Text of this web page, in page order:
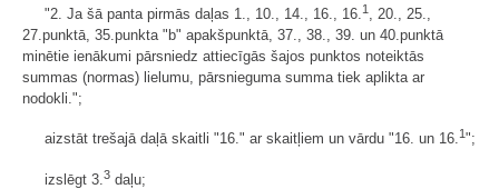
"2. Ja šā panta pirmās daļas 1., 10., 14., 16., 16.1 , 20., 25.,
27.punktā, 35.punkta "b" apakšpunktā, 37., 38., 39. un 40.punktā
minētie ienākumi pārsniedz attiecīgās šajos punktos noteiktās
summas (normas) lielumu, pārsnieguma summa tiek aplikta ar
nodokli.";
aizstāt trešajā daļā skaitli "16." ar skaitļiem un vārdu "16. un 16.1 ";
izslēgt 3. 3 daļu;